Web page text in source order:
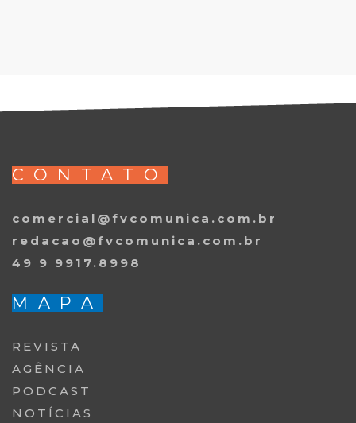
CONTATO
comercial@fvcomunica.com.br
redacao@fvcomunica.com.br
49 9 9917.8998
MAPA
REVISTA
AGÊNCIA
PODCAST
NOTÍCIAS